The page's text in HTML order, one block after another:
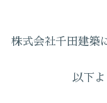
株式会社千田建築
以下よ